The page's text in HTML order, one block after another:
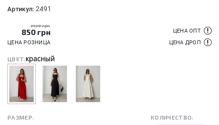
Артикул: 2491
2520 грн
850 грн
ЦЕНА РОЗНИЦА
ЦЕНА ОПТ
ЦЕНА ДРОП
ЦВЕТ:красный
РАЗМЕР: КОЛИЧЕСТВО: